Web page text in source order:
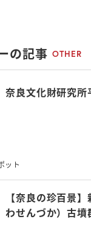
の記事 OTHER
奈良文化財研究
ット
【奈良の珍百景
わせんづか）古